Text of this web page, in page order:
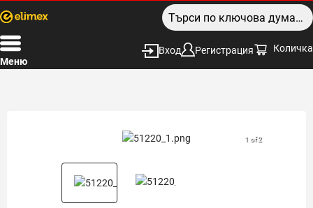
Меню
Вход Регистрация Количка
1 of 2